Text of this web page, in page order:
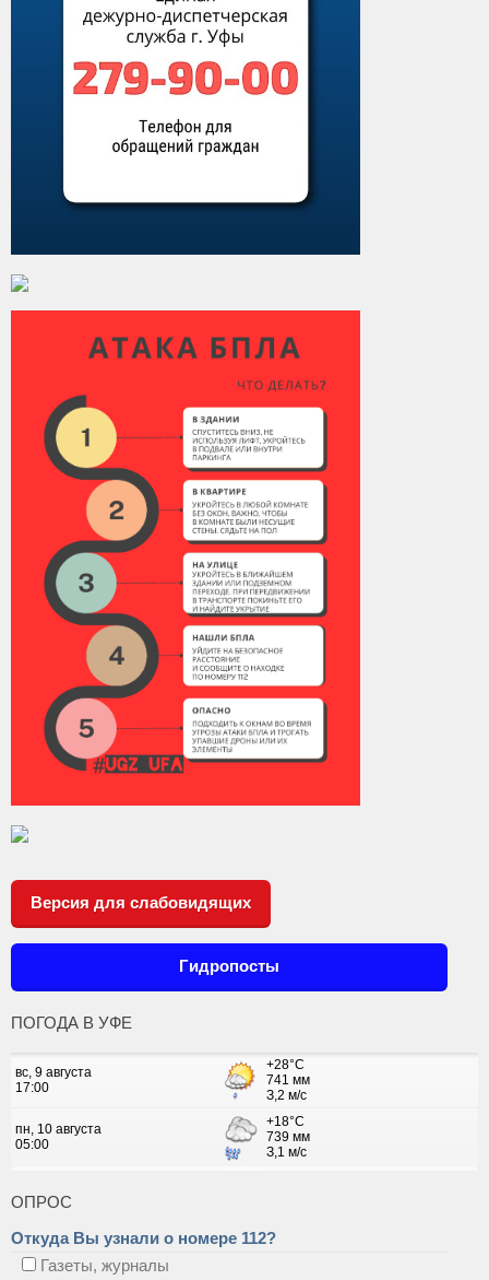
Виды деятельности
Обслуживание опасных производственных объектов
УГЗ рекомендует
Как стать спасателем
Пресс-центр
Конкурсы
Наша работа
Фотогалерея
Обращения
Контакты
Вакансии
Версия для слабовидящих
Гидропосты
ПОГОДА В УФЕ
ОПРОС
Откуда Вы узнали о номере 112?
Газеты, журналы